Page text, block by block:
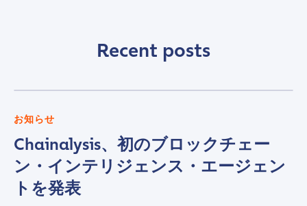
Recent posts
お知らせ
Chainalysis、初のブロックチェー
ン・インテリジェンス・エージェン
トを発表
*
Work Email Address
*
Country